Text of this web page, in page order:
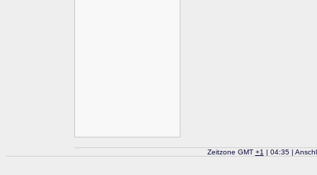
Zeitzone GMT +1 | 04:35 |